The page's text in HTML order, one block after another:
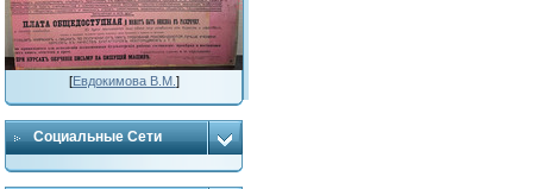
[Евдокимова В.М. ]
Социальные Сети